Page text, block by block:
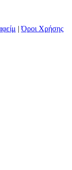
|Όροι Χρήσης